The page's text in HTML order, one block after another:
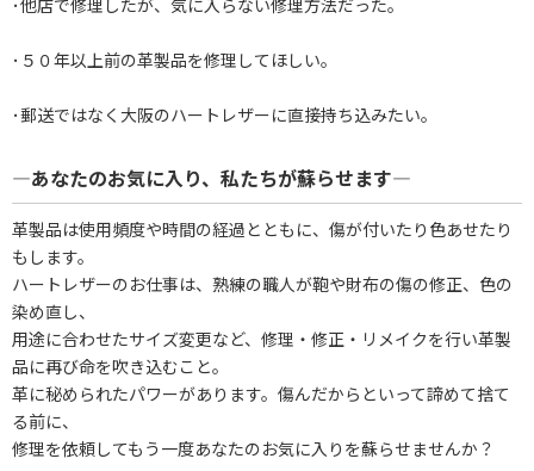
･他店で修理したが、気に入らない修理方法だった。
･５０年以上前の革製品を修理してほしい。
･郵送ではなく大阪のハートレザーに直接持ち込みたい。
―あなたのお気に入り、私たちが蘇らせます―
革製品は使用頻度や時間の経過とともに、傷が付いたり色あせたり
もします。
ハートレザーのお仕事は、熟練の職人が鞄や財布の傷の修正、色の
染め直し、
用途に合わせたサイズ変更など、修理・修正・リメイクを行い革製
品に再び命を吹き込むこと。
革に秘められたパワーがあります。傷んだからといって諦めて捨て
る前に、
修理を依頼してもう一度あなたのお気に入りを蘇らせませんか？